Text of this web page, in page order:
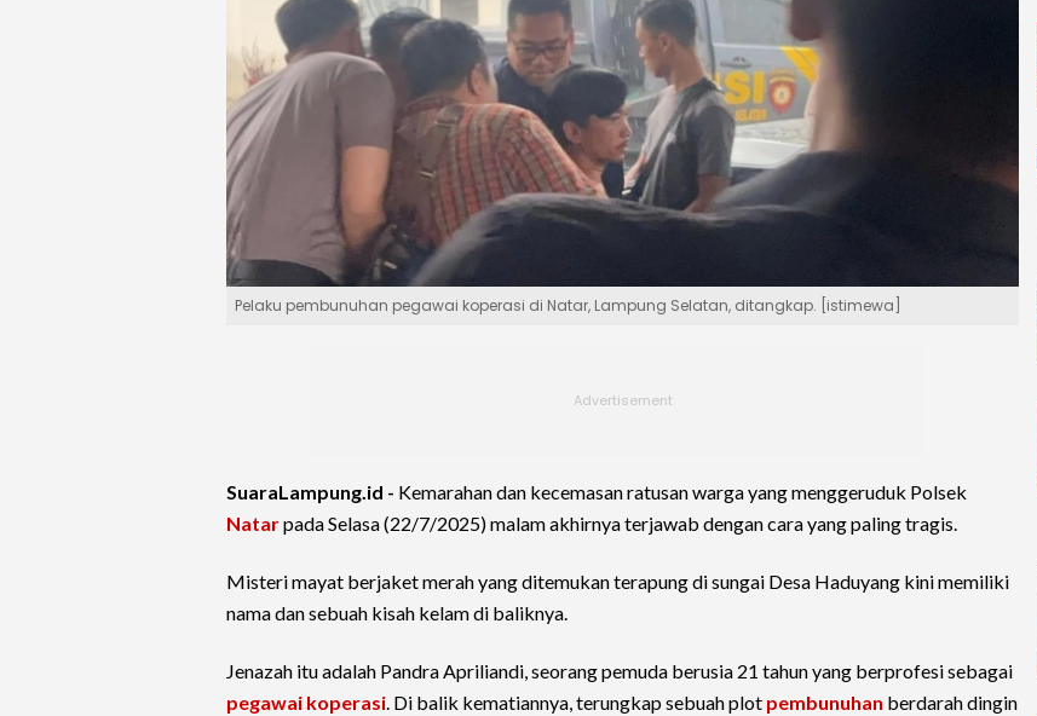
Pelaku pembunuhan pegawai koperasi di Natar, Lampung Selatan, ditangkap. [istimewa]
SuaraLampung.id - Kemarahan dan kecemasan ratusan warga yang menggeruduk Polsek
Natarpada Selasa (22/7/2025) malam akhirnya terjawab dengan cara yang paling tragis.
Misteri mayat berjaket merah yang ditemukan terapung di sungai Desa Haduyang kini memiliki
nama dan sebuah kisah kelam di baliknya.
Jenazah itu adalah Pandra Apriliandi, seorang pemuda berusia 21 tahun yang berprofesi sebagai
pegawai koperasi. Di balik kematiannya, terungkap sebuah plot pembunuhan berdarah dingin